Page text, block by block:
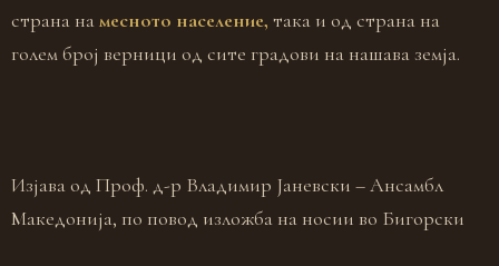
страна намесното население, така и од страна на
голем број верници од сите градови на нашава земја.
Изјава од Проф. д-р Владимир Јаневски – Ансамбл
Македонија, по повод изложба на носии во Бигорски